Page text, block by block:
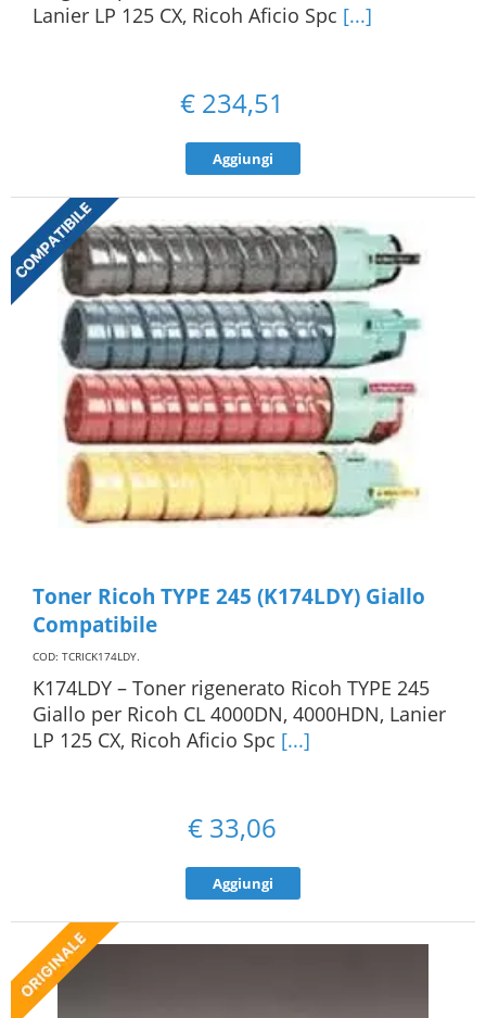
Lanier LP 125 CX, Ricoh Aficio Spc [...]
€ 234,51
Aggiungi
Toner Ricoh TYPE 245 (K174LDY) Giallo
Compatibile
COD: TCRICK174LDY.
K174LDY – Toner rigenerato Ricoh TYPE 245
Giallo per Ricoh CL 4000DN, 4000HDN, Lanier
LP 125 CX, Ricoh Aficio Spc [...]
€ 33,06
Aggiungi